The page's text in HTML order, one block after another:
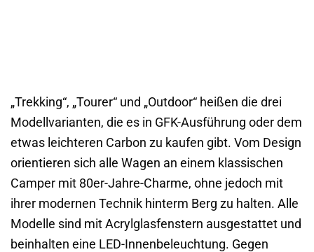
„Trekking“, „Tourer“ und „Outdoor“ heißen die drei
Modellvarianten, die es in GFK-Ausführung oder dem
etwas leichteren Carbon zu kaufen gibt. Vom Design
orientieren sich alle Wagen an einem klassischen
Camper mit 80er-Jahre-Charme, ohne jedoch mit
ihrer modernen Technik hinterm Berg zu halten. Alle
Modelle sind mit Acrylglasfenstern ausgestattet und
beinhalten eine LED-Innenbeleuchtung. Gegen